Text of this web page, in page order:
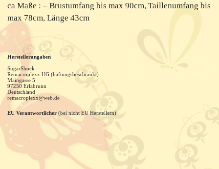
ca Maße : – Brustumfang bis max 90cm, Taillenumfang bis
max 78cm, Länge 43cm
Herstellerangaben
SugarShock
Remacroplexx UG (haftungsbeschränkt)
Maingasse 5
97250 Erlabrunn
Deutschland
remacroplexx@web.de
EU Verantwortlicher (bei nicht EU Herstellern)